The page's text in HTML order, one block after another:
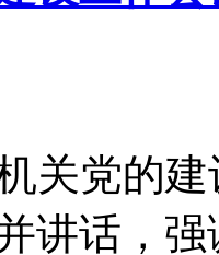
关党的
讲话，